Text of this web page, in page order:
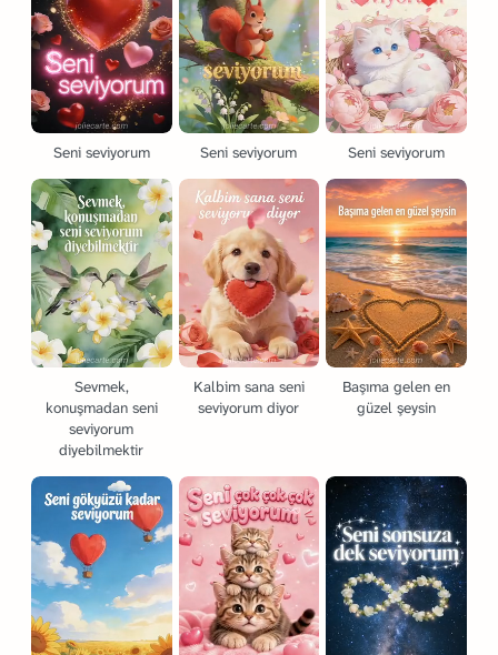
Seni seviyorum Seni seviyorum Seni seviyorum
Sevmek,
konuşmadan seni
seviyorum
diyebilmektir
Kalbim sana seni
seviyorum diyor
Başıma gelen en
güzel şeysin